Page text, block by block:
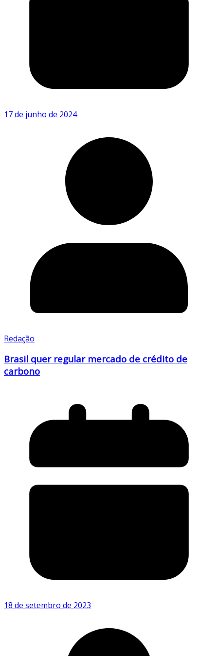
17 de junho de 2024
Redação
Brasil quer regular mercado de crédito de
carbono
18 de setembro de 2023